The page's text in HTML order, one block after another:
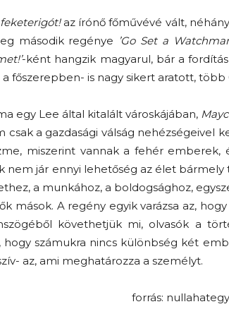
az írónő főművévé vált,
második regénye ’Go Set a
-ként hangzik magyarul, bár a
főszerepben- is nagy sikert aratott, több
egy Lee által kitalált városkájában,
a gazdasági válság nehézségeivel
miszerint vannak a fehér
nem jár ennyi lehetőség az élet
a munkához, a boldogsághoz,
mások. A regény egyik varázsa az,
követhetjük mi, olvasók a
hogy számukra nincs különbség két
az, ami meghatározza a személyt.